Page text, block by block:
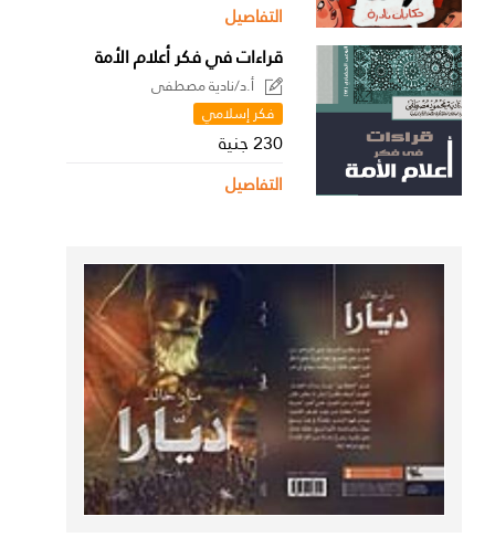
التفاصيل
قراءات في فكر أعلام الأمة
أ.د/نادية مصطفى
فكر إسلامي
230 جنية
التفاصيل